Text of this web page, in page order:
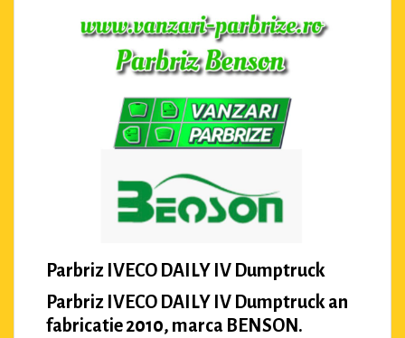
Parbriz IVECO DAILY IV Dumptruck
Parbriz IVECO DAILY IV Dumptruck an
fabricatie 2010, marca BENSON.